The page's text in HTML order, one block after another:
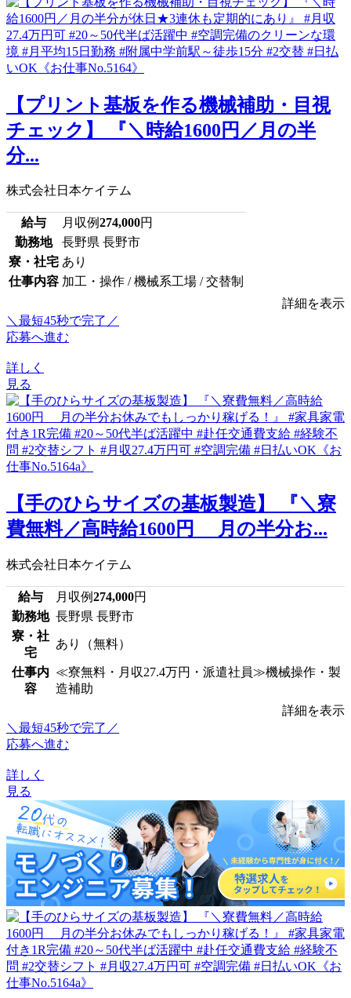
【プリント基板を作る機械補助・目視
チェック】 『＼時給1600円／月の半
分...
株式会社日本ケイテム
給与 月収例274,000円
勤務地
長野県 長野市
寮・社宅 あり
仕事内容 加工・操作 / 機械系工場 / 交替制
詳細を表示
＼最短45秒で完了／
応募へ進む
詳しく
見る
【手のひらサイズの基板製造】 『＼寮
費無料／高時給1600円 月の半分お...
株式会社日本ケイテム
給与 月収例274,000円
勤務地 長野県 長野市
寮・社
宅
あり（無料）
仕事内
容
≪寮無料・月収27.4万円・派遣社員≫機械操作・製
造補助
詳細を表示
＼最短45秒で完了／
応募へ進む
詳しく
見る